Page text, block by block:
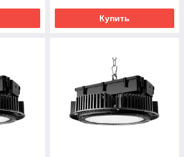
Купить